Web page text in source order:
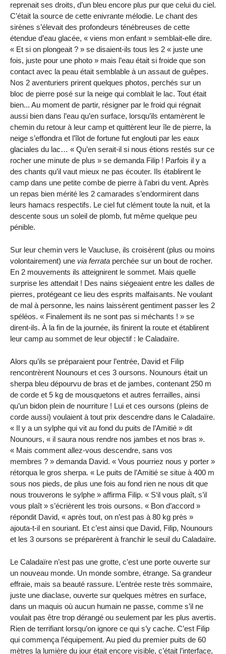
reprenait ses droits, d’un bleu encore plus pur que celui du ciel.
C’était la source de cette enivrante mélodie. Le chant des
sirènes s’élevait des profondeurs ténébreuses de cette
étendue d’eau glacée, « viens mon enfant » semblait-elle dire.
« Et si on plongeait ? » se disaient-ils tous les 2 « juste une
fois, juste pour une photo » mais l’eau était si froide que son
contact avec la peau était semblable à un assaut de guêpes.
Nos 2 aventuriers prirent quelques photos, perchés sur un
bloc de pierre posé sur la neige qui comblait le lac. Tout était
bien... Au moment de partir, résigner par le froid qui régnait
aussi bien dans l’eau qu’en surface, lorsqu’ils entamèrent le
chemin du retour à leur camp et quittèrent leur île de pierre, la
neige s’effondra et l’îlot de fortune fut englouti par les eaux
glaciales du lac… « Qu’en serait-il si nous étions restés sur ce
rocher une minute de plus » se demanda Filip ! Parfois il y a
des chants qu’il vaut mieux ne pas écouter. Ils établirent le
camp dans une petite combe de pierre à l’abri du vent. Après
un repas bien mérité les 2 camarades s’endormirent dans
leurs hamacs respectifs. Le ciel fut clément toute la nuit, et la
descente sous un soleil de plomb, fut même quelque peu
pénible.
Sur leur chemin vers le Vaucluse, ils croisèrent (plus ou moins
volontairement) une via ferrata perchée sur un bout de rocher.
En 2 mouvements ils atteignirent le sommet. Mais quelle
surprise les attendait ! Des nains siégeaient entre les dalles de
pierres, protégeant ce lieu des esprits malfaisants. Ne voulant
de mal à personne, les nains laissèrent gentiment passer les 2
spéléos. « Finalement ils ne sont pas si méchants ! » se
dirent-ils. À la fin de la journée, ils finirent la route et établirent
leur camp au sommet de leur objectif : le Caladaïre.
Alors qu’ils se préparaient pour l’entrée, David et Filip
rencontrèrent Nounours et ces 3 oursons. Nounours était un
sherpa bleu dépourvu de bras et de jambes, contenant 250 m
de corde et 5 kg de mousquetons et autres ferrailles, ainsi
qu’un bidon plein de nourriture ! Lui et ces oursons (pleins de
corde aussi) voulaient à tout prix descendre dans le Caladaïre.
« Il y a un sylphe qui vit au fond du puits de l’Amitié » dit
Nounours, « il saura nous rendre nos jambes et nos bras ».
« Mais comment allez-vous descendre, sans vos
membres ? » demanda David. « Vous pourriez nous y porter »
rétorqua le gros sherpa. « Le puits de l’Amitié se situe à 400 m
sous nos pieds, de plus une fois au fond rien ne nous dit que
nous trouverons le sylphe » affirma Filip. « S‘il vous plaît, s’il
vous plaît » s’écrièrent les trois oursons. « Bon d’accord »
répondit David, « après tout, on n’est pas à 80 kg près »
ajouta-t-il en souriant. Et c’est ainsi que David, Filip, Nounours
et les 3 oursons se préparèrent à franchir le seuil du Caladaïre.
Le Caladaïre n’est pas une grotte, c’est une porte ouverte sur
un nouveau monde. Un monde sombre, étrange. Sa grandeur
effraie, mais sa beauté rassure. L’entrée reste très sommaire,
juste une diaclase, ouverte sur quelques mètres en surface,
dans un maquis où aucun humain ne passe, comme s’il ne
voulait pas être trop dérangé ou seulement par les plus avertis.
Rien de terrifiant lorsqu’on ignore ce qui s’y cache. C’est Filip
qui commença l’équipement. Au pied du premier puits de 60
mètres la lumière du jour était encore visible, c’était l’interface,